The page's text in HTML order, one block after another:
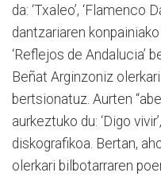
da: ‘Txaleo’, ‘Flamenco
dantzariaren
‘Reflejos de Andalucia’
Beñat Arginzoniz
bertsionatuz. Aurten
aurkeztuko du: ‘Digo
diskografikoa. Bertan,
olerkari bilbotarraren